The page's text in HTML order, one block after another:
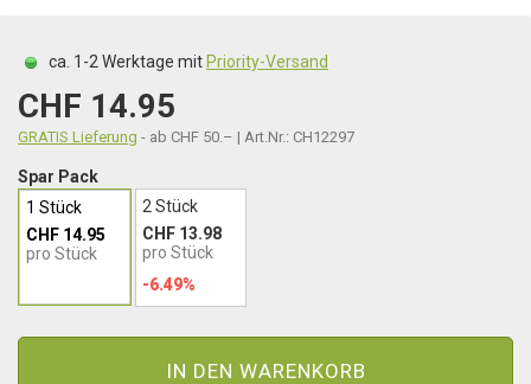
ca. 1-2 Werktage mit Priority-Versand
CHF 14.95
GRATIS Lieferung - ab CHF 50.– | Art.Nr.: CH12297
Spar Pack
1 Stück
CHF 14.95
pro Stück
2 Stück
CHF 13.98
pro Stück
-6.49%
IN DEN WARENKORB